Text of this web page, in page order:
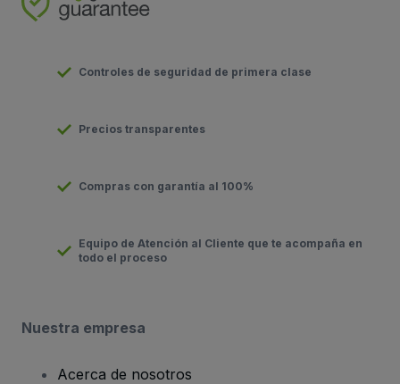
Controles de seguridad de primera clase
Precios transparentes
Compras con garantía al 100%
Equipo de Atención al Cliente que te acompaña en
todo el proceso
Nuestra empresa
Acerca de nosotros